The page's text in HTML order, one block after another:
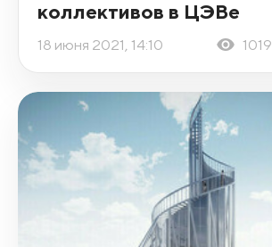
коллективов в ЦЭВе
18 июня 2021, 14:10 1019